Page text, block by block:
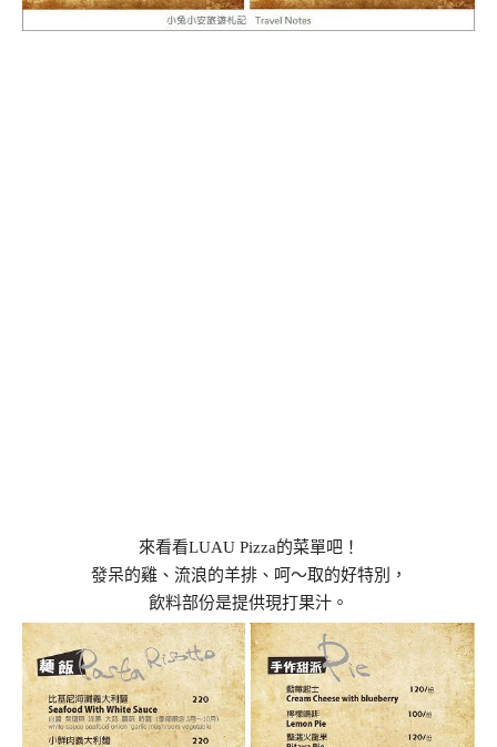
來看看LUAU Pizza的菜單吧！
發呆的雞、流浪的羊排、呵～取的好特別，
飲料部份是提供現打果汁。